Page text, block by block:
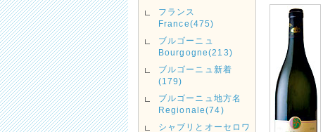
フランス
France(475)
ブルゴーニュ
Bourgogne(213)
ブルゴーニュ新着
(179)
ブルゴーニュ地方名
Regionale(74)
シャブリとオーセロワ